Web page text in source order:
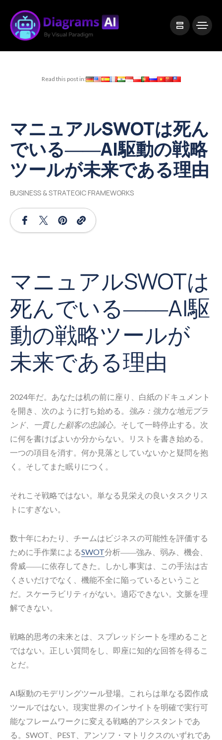
Read this post in:
マニュアルSWOTは死ん
でいる――AI駆動の戦略
ツールが未来である理由
BUSINESS & STRATEGIC FRAMEWORKS
マニュアルSWOTは
死んでいる――AI駆
動の戦略ツールが
未来である理由
2024年だ。あなたは机の前に座り、白紙のドキュメント
を開き、次のように打ち始める。
強み：強力な地元ブラ
ンド、一貫した顧客の忠誠心。 そして一時停止する。次
に何を書けばよいか分からない。リストを書き始める。
一つの項目を消す。何か見落としていないかと疑問を抱
く。そしてまた眠りにつく。
それこそ戦略ではない。単なる見栄えの良いタスクリス
トにすぎない。
数十年にわたり、チームはビジネスの可能性を評価する
ために手作業によるSWOT分析――強み、弱み、機会、
脅威――に依存してきた。しかし事実は、この手法は古
くさいだけでなく、機能不全に陥っているということ
だ。スケーラビリティがない。適応できない。文脈を理
解できない。
戦略的思考の未来とは、スプレッドシートを埋めること
ではない。正しい質問をし、即座に知的な回答を得るこ
とだ。
AI駆動のモデリングツール登場。これらは単なる図作成
ツールではない。現実世界のインサイトを明確で実行可
能なフレームワークに変える戦略的アシスタントであ
る。SWOT、PEST、アンソフ・マトリクスのいずれであ